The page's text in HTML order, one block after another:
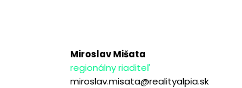
Miroslav Mišata
regionálny riaditeľ
miroslav.misata@realityalpia.sk